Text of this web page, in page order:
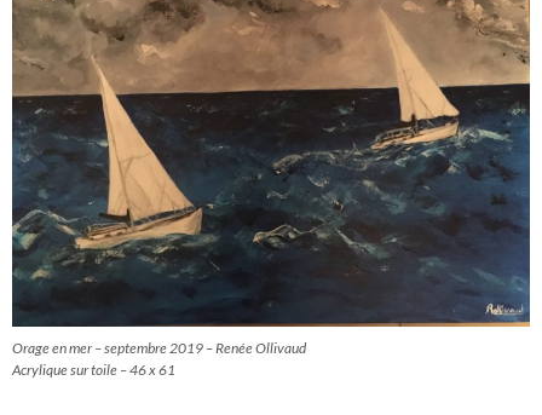
Orage en mer – septembre 2019 – Renée Ollivaud
Acrylique sur toile – 46 x 61